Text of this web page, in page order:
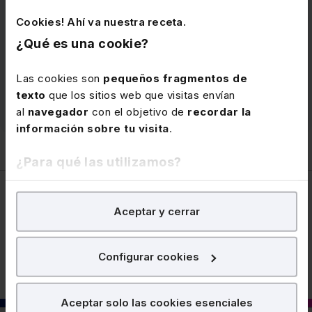
Cookies! Ahí va nuestra receta.
¿Qué es una cookie?
Las cookies son pequeños fragmentos de
texto que los sitios web que visitas envían
al navegador con el objetivo de recordar la
información sobre tu visita.
¿Para qué las utilizamos?
En Lefebvre utilizamos las cookies confines
para tratar demejorar tu experiencia
nuestra página web. También con fines publicitarios,
¿Qué puedes hacer?
Aceptar y cerrar
Configurar cookies
Aceptar solo las cookies esenciales
PGC de las pequeñas y medianas empresas y los
criterios contables específicos para microempresas.
Ver memento